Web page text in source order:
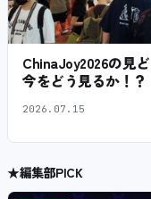
ChinaJoy2026の見
今をどう見るか！？
2026.07.15
★編集部PICK